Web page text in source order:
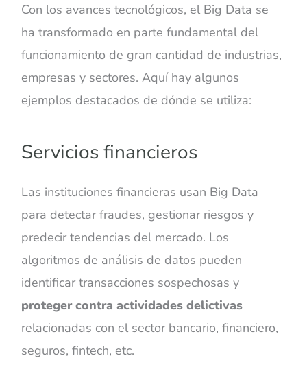
Con los avances tecnológicos, el Big Data se
ha transformado en parte fundamental del
funcionamiento de gran cantidad de industrias,
empresas y sectores. Aquí hay algunos
ejemplos destacados de dónde se utiliza:
Servicios financieros
Las instituciones financieras usan Big Data
para detectar fraudes, gestionar riesgos y
predecir tendencias del mercado. Los
algoritmos de análisis de datos pueden
identificar transacciones sospechosas y
proteger contra actividades delictivas
relacionadas con el sector bancario, financiero,
seguros, fintech, etc.